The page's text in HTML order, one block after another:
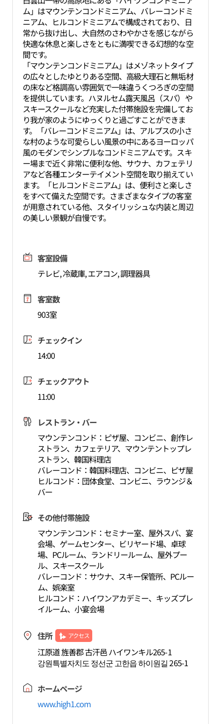
ム」はマウンテンコンドミニアム、バレーコンドミ
ニアム、ヒルコンドミニアムで構成されており、日
常から抜け出し、大自然のさわやかさを感じながら
快適な休息と楽しさをともに満喫できる幻想的な空
間です。
「マウンテンコンドミニアム」はメゾネットタイプ
の広々としたゆとりある空間、高級大理石と無垢材
の床など格調高い雰囲気で一味違うくつろぎの空間
を提供しています。ハヌルセム露天風呂（スパ）や
スキースクールなど充実した付帯施設を完備してお
り我が家のようにゆっくりと過ごすことができま
す。「バレーコンドミニアム」は、アルプスの小さ
な村のような可愛らしい風景の中にあるヨーロッパ
風のモダンでシンプルなコンドミニアムです。スキ
ー場まで近く非常に便利な他、サウナ、カフェテリ
アなど各種エンターテイメント空間を取り揃えてい
ます。「ヒルコンドミニアム」は、便利さと楽しさ
をすべて備えた空間です。さまざまなタイプの客室
が用意されている他、スタイリッシュな内装と周辺
の美しい景観が自慢です。
客室設備
テレビ, 冷蔵庫, エアコン, 調理器具
客室数
903室
チェックイン
14:00
チェックアウト
11:00
レストラン・バー
マウンテンコンド：ピザ屋、コンビニ、創作レ
ストラン、カフェテリア、マウンテントップレ
ストラン、韓国料理店
バレーコンド：韓国料理店、コンビニ、ピザ屋
ヒルコンド：団体食堂、コンビニ、ラウンジ＆
バー
その他付帯施設
マウンテンコンド：セミナー室、屋外スパ、宴
会場、ゲームセンター、ビリヤード場、卓球
場、PCルーム、ランドリールーム、屋外プー
ル、スキースクール
バレーコンド：サウナ、スキー保管所、PCルー
ム、娯楽室
ヒルコンド：ハイワンアカデミー、キッズプレ
イルーム、小宴会場
住所 アクセス
江原道 旌善郡 古汗邑 ハイワンキル265-1
강원특별자치도 정선군 고한읍 하이원길 265-1
ホームページ
www.high1.com